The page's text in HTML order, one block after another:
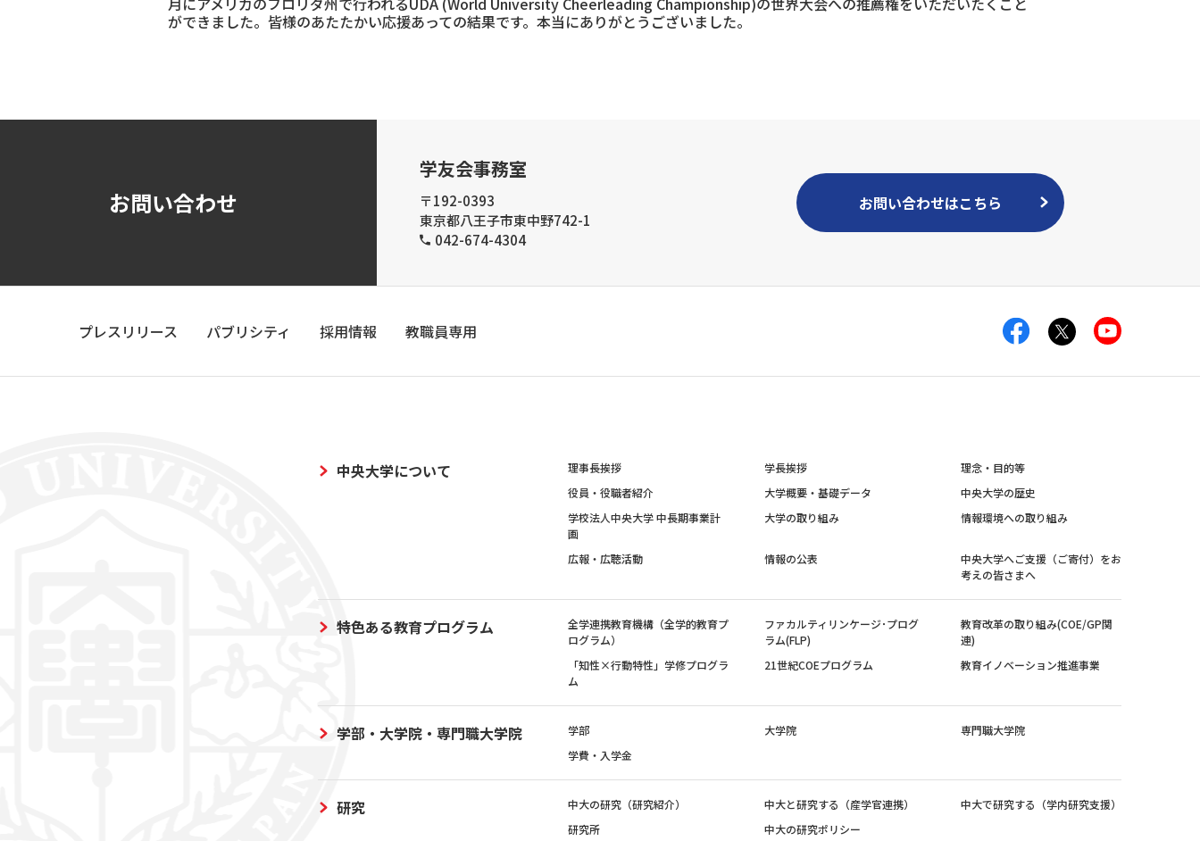
ができました。皆様のあたたかい応援あっての結果です。本当にありがとうございました。
お問い合わせ
学友会事務室
〒192-0393
東京都八王子市東中野742-1
042-674-4304
お問い合わせはこちら
プレスリリース パブリシティ 採用情報 教職員専用
中央大学について 理事長挨拶 学長挨拶
理念・目的等
役員・役職者紹介
大学概要・基礎データ
中央大学の歴史
学校法人中央大学 中長期事業計
画
大学の取り組み 情報環境への取り組み
広報・広聴活動 情報の公表
中央大学へご支援（ご寄付）をお
考えの皆さまへ
特色ある教育プログラム
全学連携教育機構（全学的教育プ
ログラム）
ファカルティリンケージ･プログ
ラム(FLP)
教育改革の取り組み(COE/GP関
連)
「知性×行動特性」学修プログラ
ム
21世紀COEプログラム 教育イノベーション推進事業
学部・大学院・専門職大学院 学部 大学院
専門職大学院
学費・入学金
研究 中大の研究（研究紹介） 中大と研究する（産学官連携）
中大で研究する（学内研究支援）
研究所
中大の研究ポリシー